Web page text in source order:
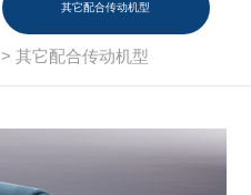
其它配合传动机型
>其它配合传动机型